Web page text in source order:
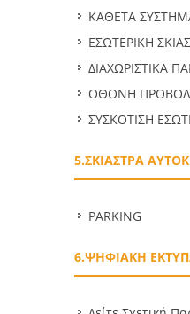
ΚΑΘΕΤΑ
ΕΣΩΤΕΡΙΚΗ
ΔΙΑΧΩΡΙΣΤΙΚΑ
ΟΘΟΝΗ
ΣΥΣΚΟΤΙΣΗ
5.ΣΚΙΑΣΤΡΑ
PARKING
6.ΨΗΦΙΑΚΗ